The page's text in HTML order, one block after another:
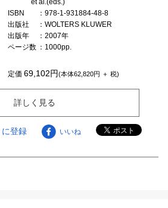
et al.(eds.)
ISBN
：978-1-931884-48-8
出版社
：WOLTERS KLUWER
出版年
：2007年
ページ数 ：1000pp.
定価69,102円(本体62,820円 ＋ 税)
詳しく見る
登録 いいね